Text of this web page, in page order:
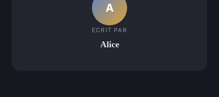
A
ECRIT PAR
Alice